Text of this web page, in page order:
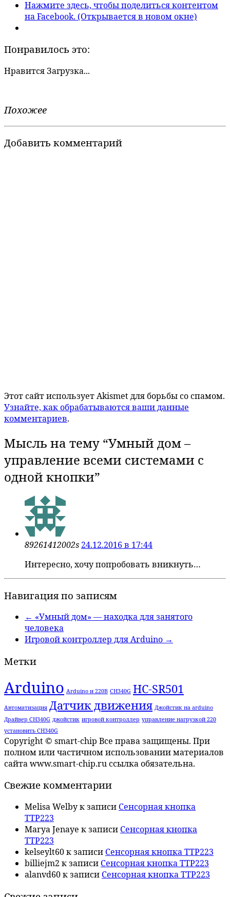
Нажмите здесь, чтобы поделиться контентом
на Facebook. (Открывается в новом окне)
Понравилось это:
НравитсяЗагрузка...
Похожее
Добавить комментарий
Этот сайт использует Akismet для борьбы со спамом.
Узнайте, как обрабатываются ваши данные
комментариев.
Мысль на тему “Умный дом –
управление всеми системами с
одной кнопки”
89261412002s 24.12.2016 в 17:44
Интересно, хочу попробовать вникнуть…
Навигация по записям
← «Умный дом» — находка для занятого
человека
Игровой контроллер для Arduino →
Метки
Arduino Arduino и 220В CH340G HC-SR501
Автоматизация Датчик движения Джойстик на arduino
Драйвер CH340G джойстик игровой контроллер управление нагрузкой 220
установить CH340G
Copyright © smart-chip Все права защищены. При
полном или частичном использовании материалов
сайта www.smart-chip.ru ссылка обязательна.
Свежие комментарии
Melisa Welbyк записи Сенсорная кнопка
TTP223
Marya Jenaye к записи Сенсорная кнопка
TTP223
kelseylt60к записи Сенсорная кнопка TTP223
billiejm2 к записи Сенсорная кнопка TTP223
alanvd60к записи Сенсорная кнопка TTP223